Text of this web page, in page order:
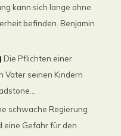
kann sich lange ohne
befinden. Benjamin
Die Pflichten einer
Vater seinen Kindern
schwache Regierung
eine Gefahr für den